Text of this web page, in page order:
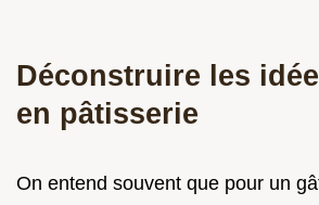
Déconstruire les
en pâtisserie
On entend souvent que pour un